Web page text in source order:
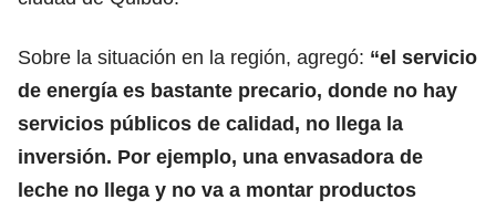
Sobre la situación en la región, agregó: “el servicio
de energía es bastante precario, donde no hay
servicios públicos de calidad, no llega la
inversión. Por ejemplo, una envasadora de
leche no llega y no va a montar productos